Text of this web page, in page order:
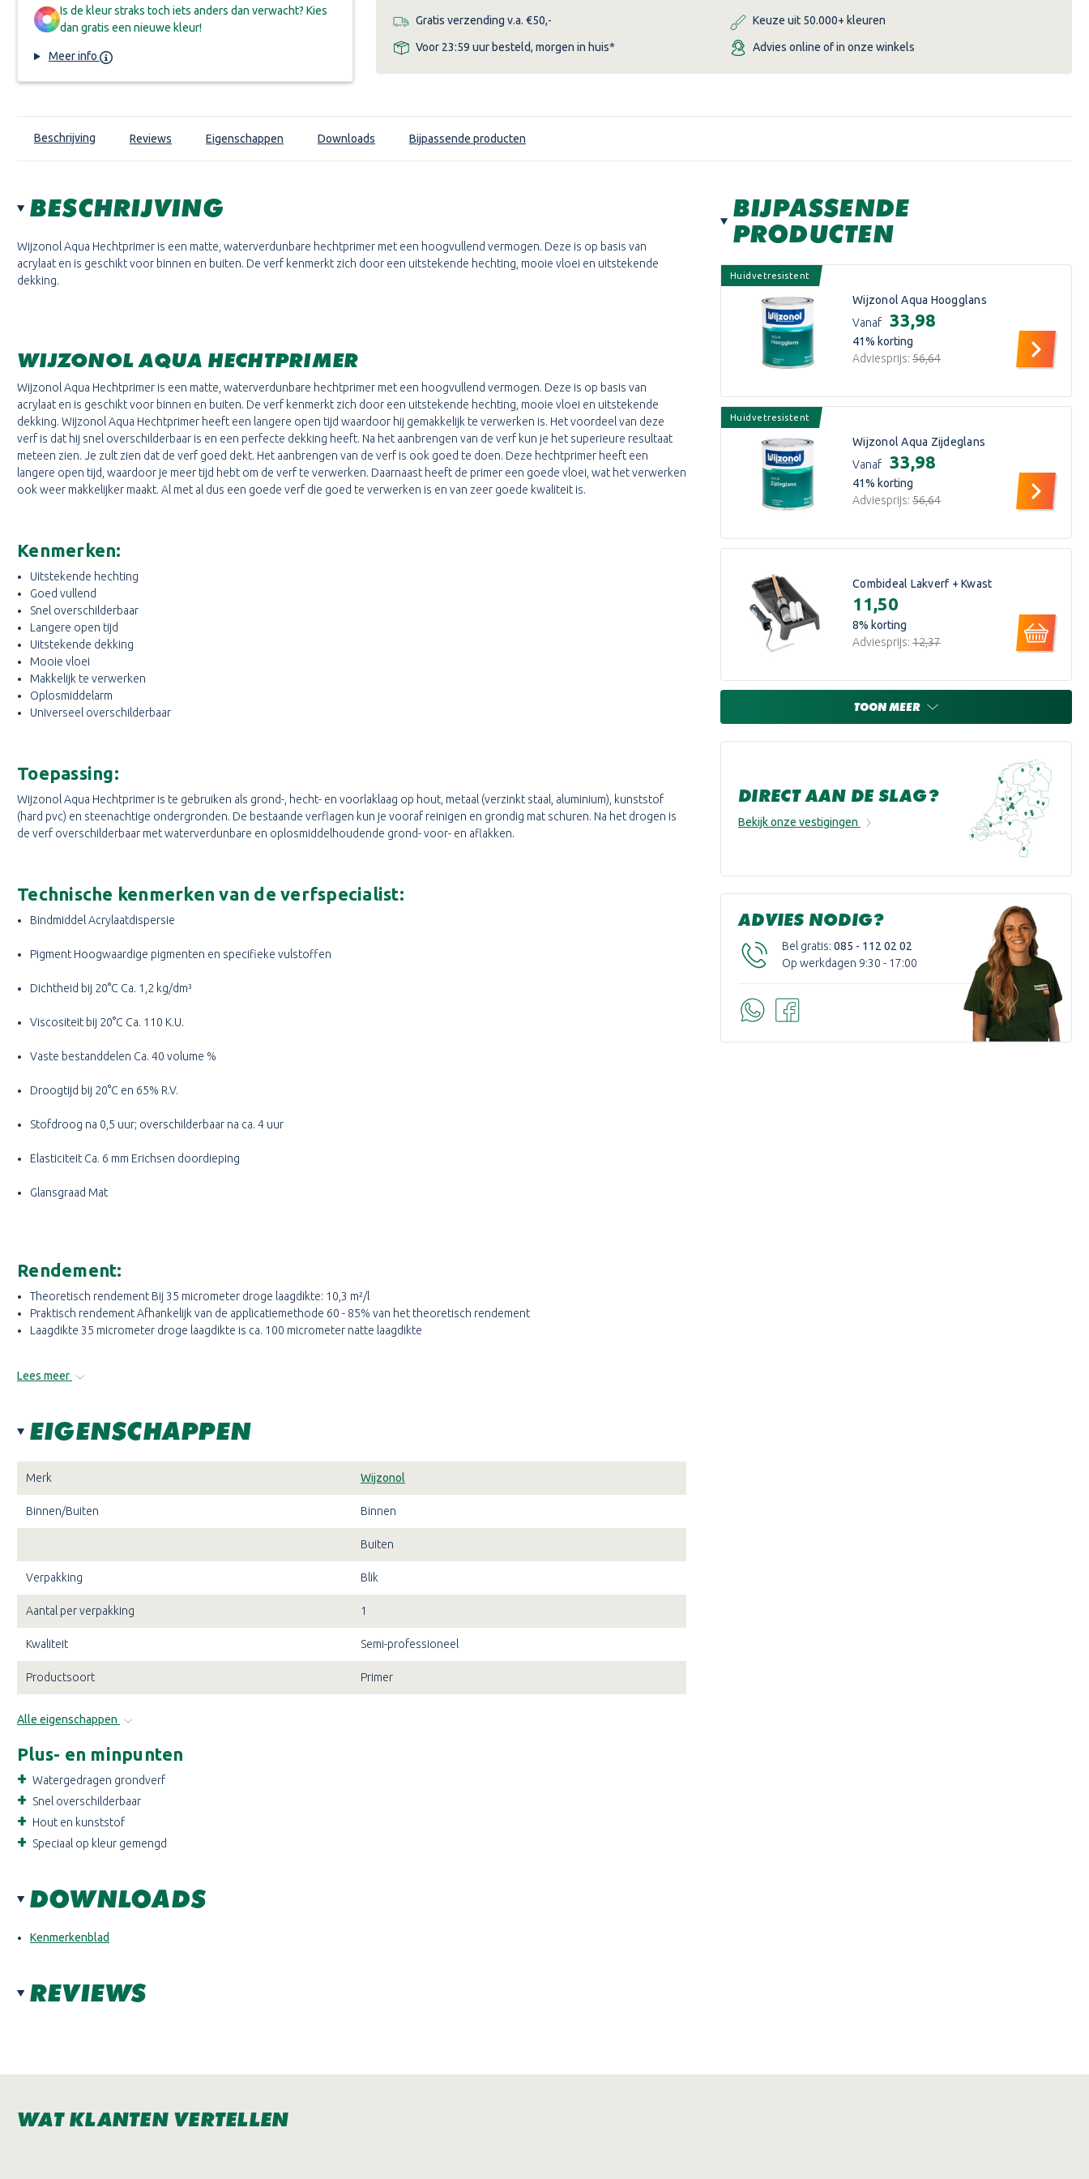
Is de kleur straks toch iets anders dan verwacht? Kies
dan gratis een nieuwe kleur!
Meer info
Gratis verzending v.a. €50,-
Voor 23:59 uur besteld, morgen in huis*
Keuze uit 50.000+ kleuren
Advies online of in onze winkels
Beschrijving Reviews Eigenschappen Downloads Bijpassende producten
BESCHRIJVING
Wijzonol Aqua Hechtprimer is een matte, waterverdunbare hechtprimer met een hoogvullend vermogen. Deze is op basis van
acrylaat en is geschikt voor binnen en buiten. De verf kenmerkt zich door een uitstekende hechting, mooie vloei en uitstekende
dekking.
WIJZONOL AQUA HECHTPRIMER
Wijzonol Aqua Hechtprimer is een matte, waterverdunbare hechtprimer met een hoogvullend vermogen. Deze is op basis van
acrylaat en is geschikt voor binnen en buiten. De verf kenmerkt zich door een uitstekende hechting, mooie vloei en uitstekende
dekking. Wijzonol Aqua Hechtprimer heeft een langere open tijd waardoor hij gemakkelijk te verwerken is. Het voordeel van deze
verf is dat hij snel overschilderbaar is en een perfecte dekking heeft. Na het aanbrengen van de verf kun je het superieure resultaat
meteen zien. Je zult zien dat de verf goed dekt. Het aanbrengen van de verf is ook goed te doen. Deze hechtprimer heeft een
langere open tijd, waardoor je meer tijd hebt om de verf te verwerken. Daarnaast heeft de primer een goede vloei, wat het verwerken
ook weer makkelijker maakt. Al met al dus een goede verf die goed te verwerken is en van zeer goede kwaliteit is.
Kenmerken:
Uitstekende hechting
Goed vullend
Snel overschilderbaar
Langere open tijd
Uitstekende dekking
Mooie vloei
Makkelijk te verwerken
Oplosmiddelarm
Universeel overschilderbaar
Toepassing:
Wijzonol Aqua Hechtprimer is te gebruiken als grond-, hecht- en voorlaklaag op hout, metaal (verzinkt staal, aluminium), kunststof
(hard pvc) en steenachtige ondergronden. De bestaande verflagen kun je vooraf reinigen en grondig mat schuren. Na het drogen is
de verf overschilderbaar met waterverdunbare en oplosmiddelhoudende grond- voor- en aflakken.
Technische kenmerken van de verfspecialist:
Bindmiddel Acrylaatdispersie
Pigment Hoogwaardige pigmenten en specifieke vulstoffen
Dichtheid bij 20°C Ca. 1,2 kg/dm³
Viscositeit bij 20°C Ca. 110 K.U.
Vaste bestanddelen Ca. 40 volume %
Droogtijd bij 20°C en 65% R.V.
Stofdroog na 0,5 uur; overschilderbaar na ca. 4 uur
Elasticiteit Ca. 6 mm Erichsen doordieping
Glansgraad Mat
Rendement:
Theoretisch rendement Bij 35 micrometer droge laagdikte: 10,3 m²/l
Praktisch rendement Afhankelijk van de applicatiemethode 60 - 85% van het theoretisch rendement
Laagdikte 35 micrometer droge laagdikte is ca. 100 micrometer natte laagdikte
Lees meer
EIGENSCHAPPEN
Merk Wijzonol
Binnen/Buiten Binnen
Buiten
Verpakking Blik
Aantal per verpakking 1
Kwaliteit Semi-professioneel
Productsoort Primer
Alle eigenschappen
Plus- en minpunten
Watergedragen grondverf
Snel overschilderbaar
Hout en kunststof
Speciaal op kleur gemengd
DOWNLOADS
Kenmerkenblad
REVIEWS
BIJPASSENDE
PRODUCTEN
Huidvetresistent
Wijzonol Aqua Hoogglans
Vanaf
€33,98
41% korting
Adviesprijs: €56,64
Huidvetresistent
Wijzonol Aqua Zijdeglans
Vanaf
€33,98
41% korting
Adviesprijs: €56,64
Combideal Lakverf + Kwast
€11,50
8% korting
Adviesprijs: €12,37
TOON MEER
DIRECT AAN DE SLAG?
Bekijk onze vestigingen
ADVIES NODIG?
Bel gratis: 085 - 112 02 02
Op werkdagen 9:30 - 17:00
WAT KLANTEN VERTELLEN